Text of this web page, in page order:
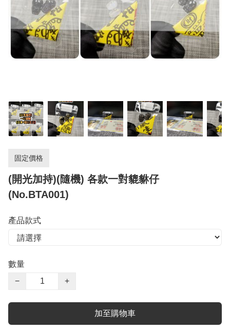
固定價格
(開光加持)(隨機) 各款一對貔貅仔
(No.BTA001)
產品款式
數量
−
+
加至購物車